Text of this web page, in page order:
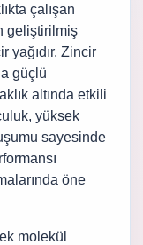
çalışan
geliştirilmiş
yağıdır. Zincir
güçlü
altında etkili
yüksek
sayesinde
öne
molekül